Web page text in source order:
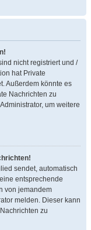
nicht registriert und /
hat Private
Außerdem könnte es
Nachrichten zu
um weitere
sendet, automatisch
entsprechende
von jemandem
melden. Dieser kann
zu